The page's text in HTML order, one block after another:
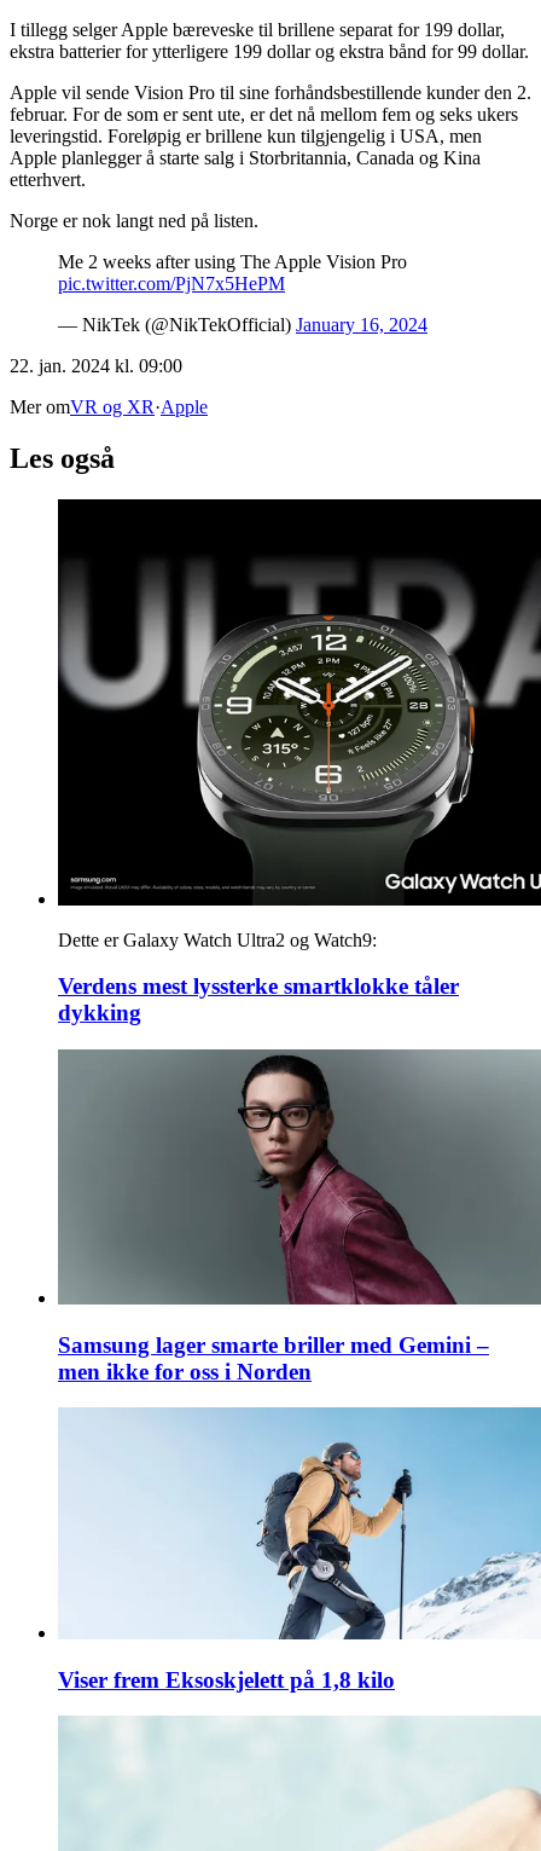
I tillegg selger Apple bæreveske til brillene separat for 199 dollar,
ekstra batterier for ytterligere 199 dollar og ekstra bånd for 99 dollar.
Apple vil sende Vision Pro til sine forhåndsbestillende kunder den 2.
februar. For de som er sent ute, er det nå mellom fem og seks ukers
leveringstid. Foreløpig er brillene kun tilgjengelig i USA, men
Apple planlegger å starte salg i Storbritannia, Canada og Kina
etterhvert.
Norge er nok langt ned på listen.
Me 2 weeks after using The Apple Vision Pro
pic.twitter.com/PjN7x5HePM
— NikTek (@NikTekOfficial) January 16, 2024
22. jan. 2024 kl. 09:00
Mer omVR og XR·Apple
Les også
Dette er Galaxy Watch Ultra2 og Watch9:
Verdens mest lyssterke smartklokke tåler
dykking
Samsung lager smarte briller med Gemini –
men ikke for oss i Norden
Viser frem Eksoskjelett på 1,8 kilo